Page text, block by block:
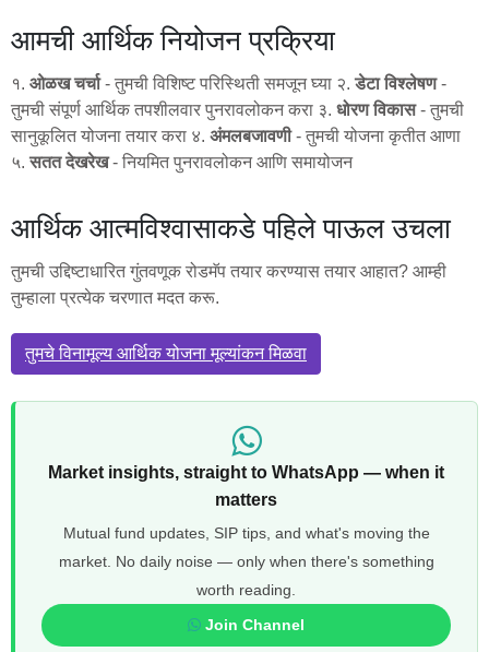
आमची आर्थिक नियोजन प्रक्रिया
१. ओळख चर्चा- तुमची विशिष्ट परिस्थिती समजून घ्या २.डेटा विश्लेषण-
तुमची संपूर्ण आर्थिक तपशीलवार पुनरावलोकन करा ३. धोरण विकास- तुमची
सानुकूलित योजना तयार करा ४. अंमलबजावणी- तुमची योजना कृतीत आणा
५.सतत देखरेख- नियमित पुनरावलोकन आणि समायोजन
आर्थिक आत्मविश्वासाकडे पहिले पाऊल उचला
तुमची उद्दिष्टाधारित गुंतवणूक रोडमॅप तयार करण्यास तयार आहात? आम्ही
तुम्हाला प्रत्येक चरणात मदत करू.
तुमचे विनामूल्य आर्थिक योजना मूल्यांकन मिळवा
Market insights, straight to WhatsApp — when it
matters
Mutual fund updates, SIP tips, and what's moving the
market. No daily noise — only when there's something
worth reading.
Join Channel